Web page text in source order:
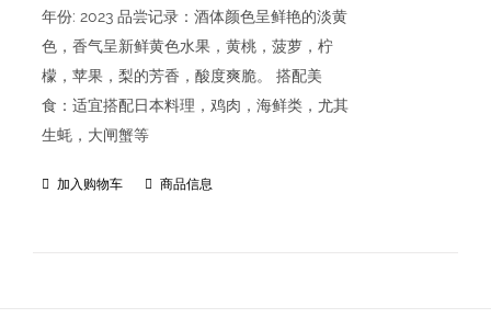
年份: 2023 品尝记录：酒体颜色呈鲜艳的淡黄
色，香气呈新鲜黄色水果，黄桃，菠萝，柠
檬，苹果，梨的芳香，酸度爽脆。 搭配美
食：适宜搭配日本料理，鸡肉，海鲜类，尤其
生蚝，大闸蟹等
加入购物车 商品信息